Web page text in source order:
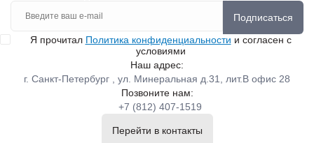
Подписаться
Я прочитал Политика конфиденциальности и согласен с
условиями
Наш адрес:
г. Санкт-Петербург , ул. Минеральная д.31, лит.В офис 28
Позвоните нам:
+7 (812) 407-1519
Перейти в контакты